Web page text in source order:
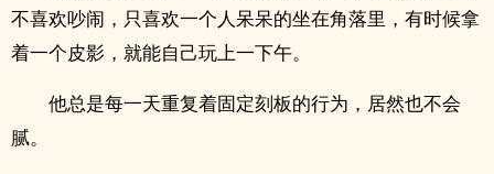
不喜欢吵闹，只喜欢一个人呆呆的坐在角落里，有时候拿
着一个皮影，就能自己玩上一下午。
他总是每一天重复着固定刻板的行为，居然也不会
腻。